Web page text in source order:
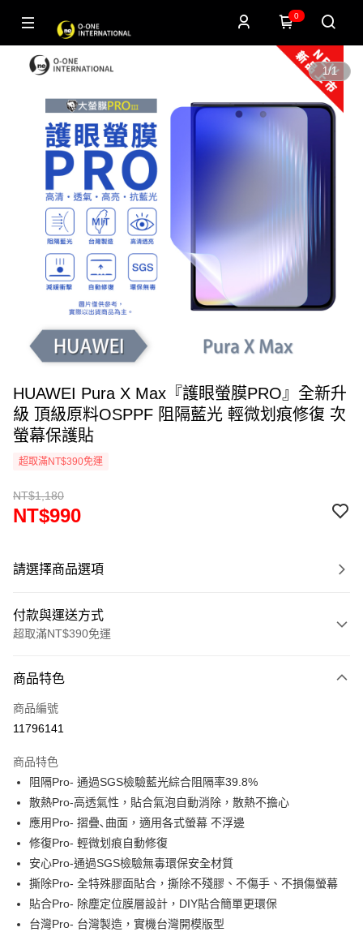
0
1/1
HUAWEI Pura X Max『護眼螢膜PRO』全新升
級 頂級原料OSPPF 阻隔藍光 輕微划痕修復 次
螢幕保護貼
超取滿NT$390免運
NT$1,180
NT$990
請選擇商品選項
付款與運送方式
超取滿NT$390免運
信用卡一次付款
超商取貨付款
Apple Pay
街口支付
悠遊付
全盈+PAY
運送方式
商品特色
商品編號
11796141
商品特色
阻隔Pro- 通過SGS檢驗藍光綜合阻隔率39.8%
散熱Pro-高透氣性，貼合氣泡自動消除，散熱不擔心
應用Pro- 摺疊､曲面，適用各式螢幕 不浮邊
修復Pro- 輕微划痕自動修復
安心Pro-通過SGS檢驗無毒環保安全材質
撕除Pro- 全特殊膠面貼合，撕除不殘膠、不傷手、不損傷螢幕
貼合Pro- 除塵定位膜層設計，DIY貼合簡單更環保
台灣Pro- 台灣製造，實機台灣開模版型